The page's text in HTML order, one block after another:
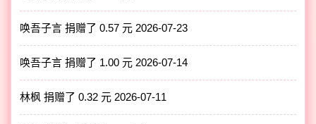
唤吾子言 捐赠了 0.57 元 2026-07-23
唤吾子言 捐赠了 1.00 元 2026-07-14
林枫 捐赠了 0.32 元 2026-07-11